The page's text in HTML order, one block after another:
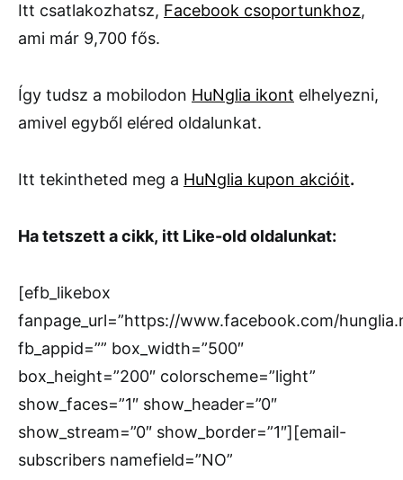
Itt csatlakozhatsz, Facebook csoportunkhoz,
ami már 9,700 fős.
Így tudsz a mobilodon HuNglia ikont elhelyezni,
amivel egyből eléred oldalunkat.
Itt tekintheted meg a HuNglia kupon akcióit.
Ha tetszett a cikk, itt Like-old oldalunkat:
[efb_likebox
fanpage_url=”https://www.facebook.com/
fb_appid=”” box_width=”500″
box_height=”200″ colorscheme=”light”
show_faces=”1″ show_header=”0″
show_stream=”0″ show_border=”1″][email-
subscribers namefield=”NO”